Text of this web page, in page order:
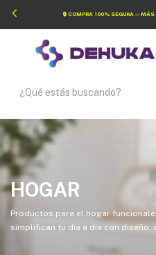
🔒 COMPRA 100% SEGURA —
HOGAR
Productos para el hogar
simplifican tu día a día con diseño,